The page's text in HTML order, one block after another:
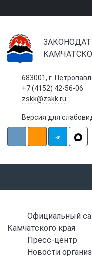
683001, г.
+7 (4152) 42-56-06
zskk@zskk.ru
Версия для
Официальный
Камчатского края
Пресс-центр
Новости